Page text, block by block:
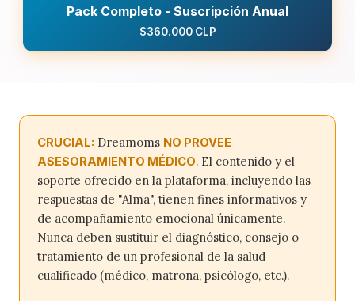
Pack Completo - Suscripción Anual
$360.000 CLP
CRUCIAL: Dreamoms NO PROVEE
ASESORAMIENTO MÉDICO. El contenido y el
soporte ofrecido en la plataforma, incluyendo las
respuestas de "Alma", tienen fines informativos y
de acompañamiento emocional únicamente.
Nunca deben sustituir el diagnóstico, consejo o
tratamiento de un profesional de la salud
cualificado (médico, matrona, psicólogo, etc.).